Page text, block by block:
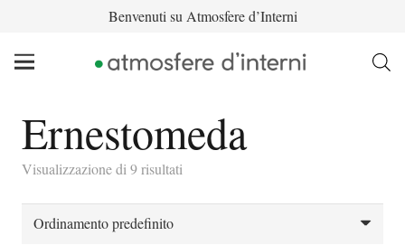
Benvenuti su Atmosfere d’Interni
Ernestomeda
Visualizzazione di 9 risultati